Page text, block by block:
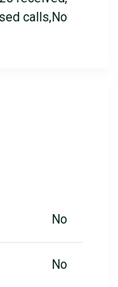
calls,No
No
No